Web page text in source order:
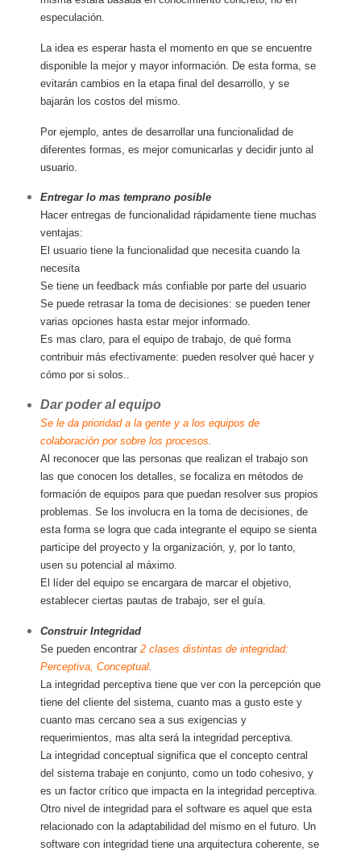
especulación.
La idea es esperar hasta el momento en que se encuentre
disponible la mejor y mayor información. De esta forma, se
evitarán cambios en la etapa final del desarrollo, y se
bajarán los costos del mismo.
Por ejemplo, antes de desarrollar una funcionalidad de
diferentes formas, es mejor comunicarlas y decidir junto al
usuario.
Entregar lo mas temprano posible
Hacer entregas de funcionalidad rápidamente tiene muchas
ventajas:
El usuario tiene la funcionalidad que necesita cuando la
necesita
Se tiene un feedback más confiable por parte del usuario
Se puede retrasar la toma de decisiones: se pueden tener
varias opciones hasta estar mejor informado.
Es mas claro, para el equipo de trabajo, de qué forma
contribuir más efectivamente: pueden resolver qué hacer y
cómo por si solos..
Dar poder al equipo
Se le da prioridad a la gente y a los equipos de
colaboración por sobre los procesos.
Al reconocer que las personas que realizan el trabajo son
las que conocen los detalles, se focaliza en métodos de
formación de equipos para que puedan resolver sus propios
problemas. Se los involucra en la toma de decisiones, de
esta forma se logra que cada integrante el equipo se sienta
participe del proyecto y la organización, y, por lo tanto,
usen su potencial al máximo.
El líder del equipo se encargara de marcar el objetivo,
establecer ciertas pautas de trabajo, ser el guía.
Construir Integridad
Se pueden encontrar2 clases distintas de integridad:
Perceptiva, Conceptual.
La integridad perceptiva tiene que ver con la percepción que
tiene del cliente del sistema, cuanto mas a gusto este y
cuanto mas cercano sea a sus exigencias y
requerimientos, mas alta será la integridad perceptiva.
La integridad conceptual significa que el concepto central
del sistema trabaje en conjunto, como un todo cohesivo, y
es un factor crítico que impacta en la integridad perceptiva.
Otro nivel de integridad para el software es aquel que esta
relacionado con la adaptabilidad del mismo en el futuro. Un
software con integridad tiene una arquitectura coherente, se